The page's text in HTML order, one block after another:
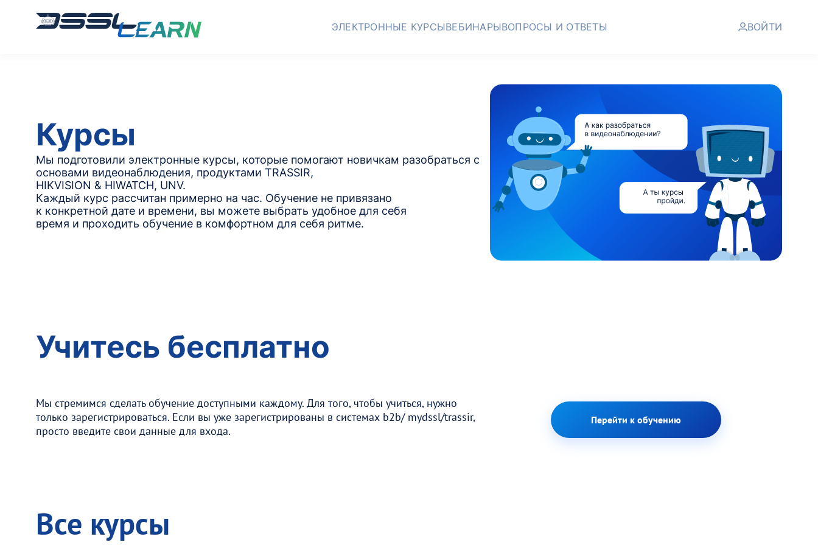
ЭЛЕКТРОННЫЕ КУРСЫВЕБИНАРЫВОПРОСЫ И ОТВЕТЫ ВОЙТИ
Курсы
Мы подготовили электронные курсы, которые помогают новичкам разобраться с
основами видеонаблюдения, продуктами TRASSIR,
HIKVISION & HIWATCH, UNV.
Каждый курс рассчитан примерно на час. Обучение не привязано
к конкретной дате и времени, вы можете выбрать удобное для себя
время и проходить обучение в комфортном для себя ритме.
Учитесь бесплатно
Мы стремимся сделать обучение доступными каждому. Для того, чтобы учиться, нужно
только зарегистрироваться. Если вы уже зарегистрированы в системах b2b/ mydssl/trassir,
просто введите свои данные для входа.
Перейти к обучению
Все курсы